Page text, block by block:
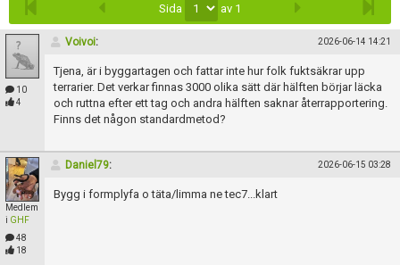
Sida av 1
10
4
Voivoi: 2026-06-14 14:21
Tjena, är i byggartagen och fattar inte hur folk fuktsäkrar upp
terrarier. Det verkar finnas 3000 olika sätt där hälften börjar läcka
och ruttna efter ett tag och andra hälften saknar återrapportering.
Finns det någon standardmetod?
Medlem
i GHF
48
18
Daniel79: 2026-06-15 03:28
Bygg i formplyfa o täta/limma ne tec7...klart
Användarnamn:
Lösenord:
Privacy Policy
Terms of Service